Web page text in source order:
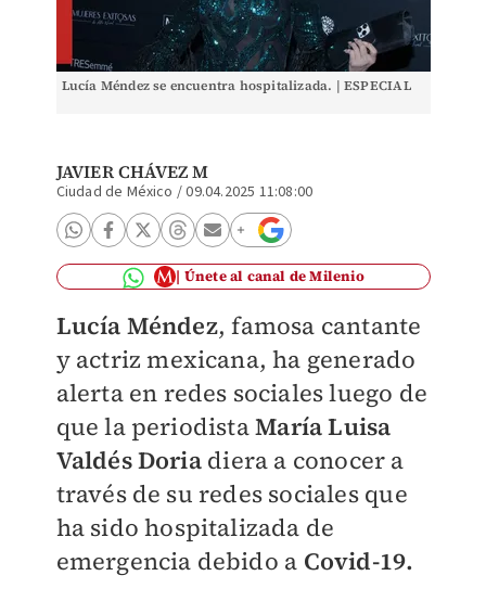
Lucía Méndez se encuentra hospitalizada. | ESPECIAL
JAVIER CHÁVEZ M
Ciudad de México /09.04.2025 11:08:00
Únete al canal de Milenio
Lucía Méndez, famosa cantante
y actriz mexicana, ha generado
alerta en redes sociales luego de
que la periodistaMaría Luisa
Valdés Doriadiera a conocer a
través de su redes sociales que
ha sido hospitalizada de
emergencia debido a Covid-19.